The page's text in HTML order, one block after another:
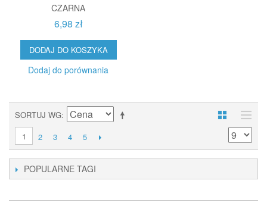
CZARNA
6,98 zł
DODAJ DO KOSZYKA
Dodaj do porównania
SORTUJ WG
1
2 3 4 5
POPULARNE TAGI